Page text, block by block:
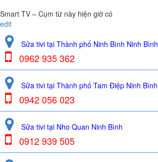
Smart TV – Cụm từ này hiện giờ có
edit
Sửa tivi tại Thành phố Ninh Bình Ninh Bình
0962 935 362
Sửa tivi tại Thành phố Tam Điệp Ninh Bình
0942 056 023
Sửa tivi tại Nho Quan Ninh Bình
0912 939 505